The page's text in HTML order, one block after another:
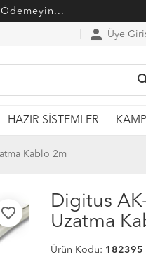
Ödemeyin...
person Üye
HAZIR SİSTEMLER
Kablo 2m
favorite_border
Digitus
Uzatma
Ürün Kodu: 182395